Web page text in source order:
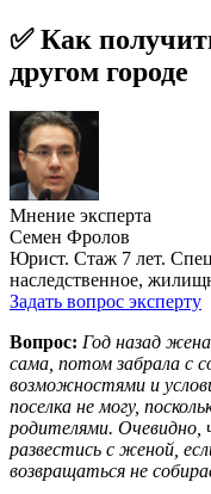
✅ Как
другом городе
Мнение эксперта
Семен Фролов
Юрист. Стаж 7 лет.
наследственное,
Задать вопрос эксперту
Вопрос: Год назад жена
сама, потом забрала с
возможностями и
поселка не могу,
родителями. Очевидно,
развестись с женой,
возвращаться не